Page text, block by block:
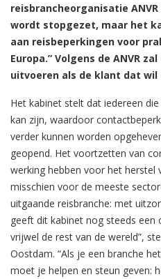
reisbrancheorganisatie
wordt stopgezet, maar het
aan reisbeperkingen voor
Europa.” Volgens de ANVR
uitvoeren als de klant dat wil
Het kabinet stelt dat iedereen
kan zijn, waardoor
verder kunnen worden
geopend. Het voortzetten van
werking hebben voor het herstel
misschien voor de meeste
uitgaande reisbranche: met
geeft dit kabinet nog steeds een
vrijwel de rest van de wereld”,
Oostdam. “Als je een branche
moet je helpen en steun geven: